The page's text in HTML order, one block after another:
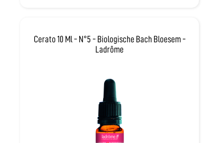
Cerato 10 Ml - N°5 - Biologische Bach Bloesem -
Ladrôme